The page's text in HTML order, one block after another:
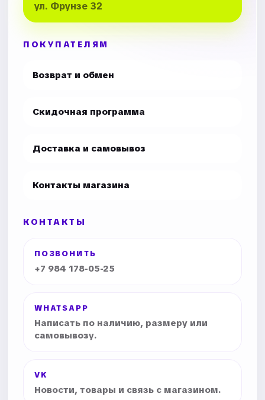
ул. Фрунзе 32
ПОКУПАТЕЛЯМ
Возврат и обмен
Скидочная программа
Доставка и самовывоз
Контакты магазина
КОНТАКТЫ
ПОЗВОНИТЬ
+7 984 178-05-25
WHATSAPP
Написать по наличию, размеру или
самовывозу.
VK
Новости, товары и связь с магазином.